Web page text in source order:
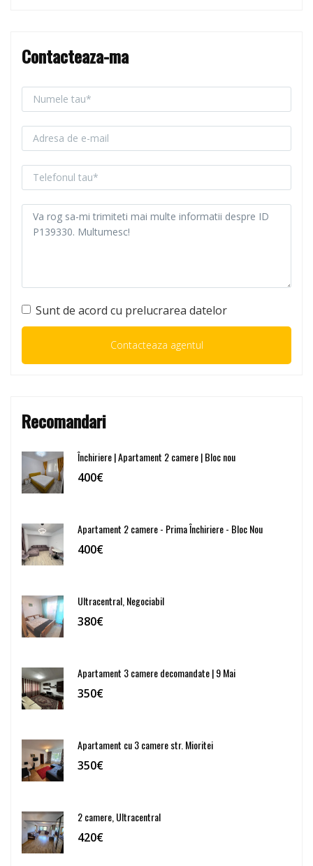
Contacteaza-ma
Sunt de acord cu prelucrarea datelor
Recomandari
Închiriere | Apartament 2 camere | Bloc nou
400€
Apartament 2 camere - Prima Închiriere - Bloc Nou
400€
Ultracentral, Negociabil
380€
Apartament 3 camere decomandate | 9 Mai
350€
Apartament cu 3 camere str. Mioritei
350€
2 camere, Ultracentral
420€